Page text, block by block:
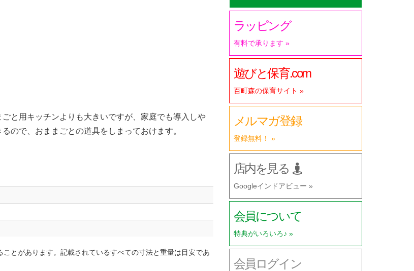
と用キッチンよりも大きいですが、家庭でも導入しや
ので、おままごとの道具をしまっておけます。
とがあります。記載されているすべての寸法と重量は目安であ
ラッピング
有料で承ります »
遊びと保育.com
百町森の保育サイト »
メルマガ登録
登録無料！ »
店内を見る
Googleインドアビュー »
会員について
特典がいろいろ♪ »
会員ログイン